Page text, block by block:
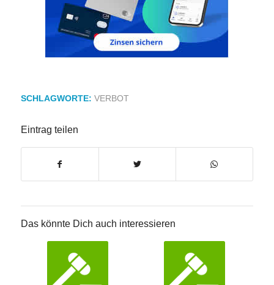
SCHLAGWORTE: VERBOT
Eintrag teilen
Das könnte Dich auch interessieren